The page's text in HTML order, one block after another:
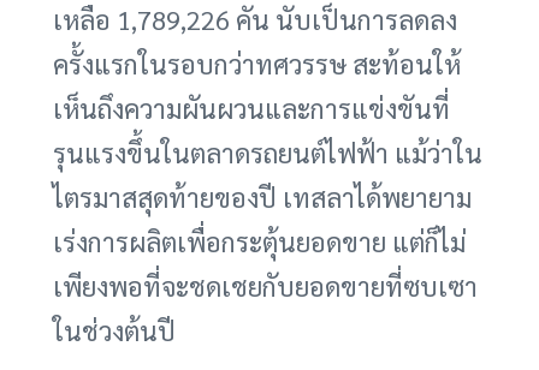
เหลือ 1,789,226 คัน นับเป็นการลดลง
ครั้งแรกในรอบกว่าทศวรรษ สะท้อนให้
เห็นถึงความผันผวนและการแข่งขันที่
รุนแรงขึ้นในตลาดรถยนต์ไฟฟ้า แม้ว่าใน
ไตรมาสสุดท้ายของปี เทสลาได้พยายาม
เร่งการผลิตเพื่อกระตุ้นยอดขาย แต่ก็ไม่
เพียงพอที่จะชดเชยกับยอดขายที่ซบเซา
ในช่วงต้นปี